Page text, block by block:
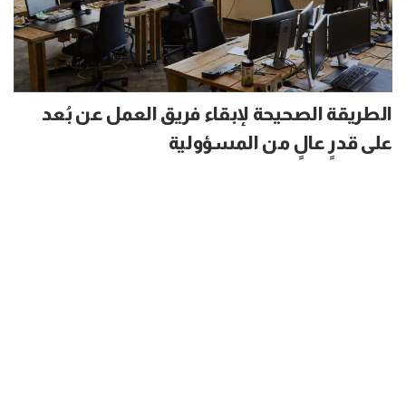
الطريقة الصحيحة لإبقاء فريق العمل عن بُعد
على قدرٍ عالٍ من المسؤولية